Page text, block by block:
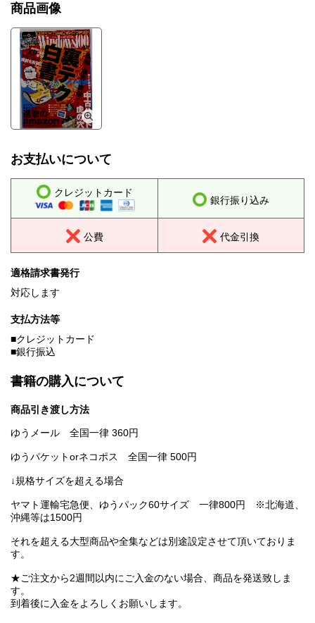
商品画像
お支払いについて
クレジットカード
銀行振り込み
公費 代金引換
適格請求書発行
対応します
支払方法等
■クレジットカード
■銀行振込
書籍の購入について
商品引き渡し方法
ゆうメール 全国一律 360円
ゆうパケットorネコポス 全国一律 500円
↓規格サイズを超える場合
ヤマト運輸宅急便、ゆうパック60サイズ 一律800円 ※北海道、
沖縄等は1500円
それを超える大型商品や全集などは別途設定させて頂いておりま
す。
★ご注文から2週間以内にご入金のない場合、商品を発送致しま
す。
到着後に入金をよろしくお願いします。